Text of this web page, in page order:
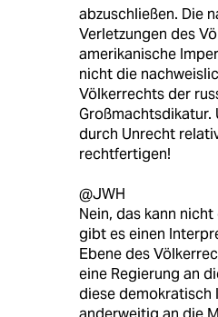
abzuschließen. Die
Verletzungen des
amerikanische
nicht die
Völkerrechts der
Großmachtsdikatur.
durch Unrecht
rechtfertigen!
@JWH
Nein, das kann
gibt es einen
Ebene des
eine Regierung an
diese